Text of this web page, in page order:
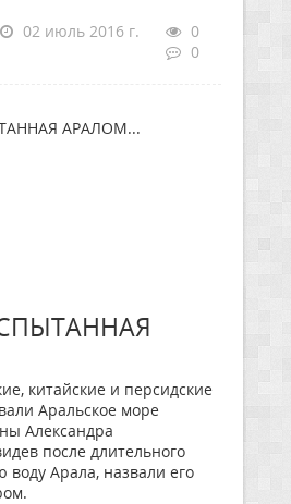
02 июль 2016 г.
0
0
китайские и персидские
Аральское море
Александра
после длительного
воду Арала, назвали его